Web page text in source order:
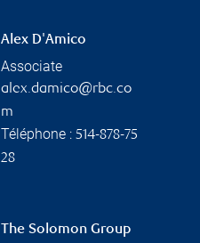
Alex D'Amico
Associate
alex.damico@rbc.co
m
Téléphone : 514-878-75
28
The Solomon Group